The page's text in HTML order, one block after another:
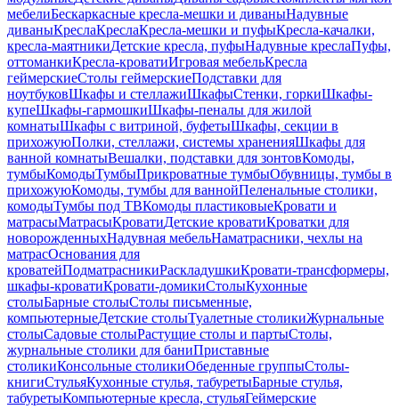
мебелиБескаркасные кресла-мешки и диваныНадувные
диваныКреслаКреслаКресла-мешки и пуфыКресла-качалки,
кресла-маятникиДетские кресла, пуфыНадувные креслаПуфы,
оттоманкиКресла-кроватиИгровая мебельКресла
геймерскиеСтолы геймерскиеПодставки для
ноутбуковШкафы и стеллажиШкафыСтенки, горкиШкафы-
купеШкафы-гармошкиШкафы-пеналы для жилой
комнатыШкафы с витриной, буфетыШкафы, секции в
прихожуюПолки, стеллажи, системы храненияШкафы для
ванной комнатыВешалки, подставки для зонтовКомоды,
тумбыКомодыТумбыПрикроватные тумбыОбувницы, тумбы в
прихожуюКомоды, тумбы для ваннойПеленальные столики,
комодыТумбы под ТВКомоды пластиковыеКровати и
матрасыМатрасыКроватиДетские кроватиКроватки для
новорожденныхНадувная мебельНаматрасники, чехлы на
матрасОснования для
кроватейПодматрасникиРаскладушкиКровати-трансформеры,
шкафы-кроватиКровати-домикиСтолыКухонные
столыБарные столыСтолы письменные,
компьютерныеДетские столыТуалетные столикиЖурнальные
столыСадовые столыРастущие столы и партыСтолы,
журнальные столики для баниПриставные
столикиКонсольные столикиОбеденные группыСтолы-
книгиСтульяКухонные стулья, табуретыБарные стулья,
табуретыКомпьютерные кресла, стульяГеймерские